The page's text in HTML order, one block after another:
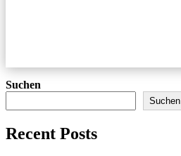
Suchen
Suchen
Recent Posts